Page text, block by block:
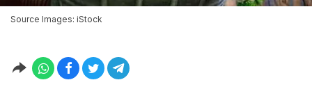
Source Images: iStock